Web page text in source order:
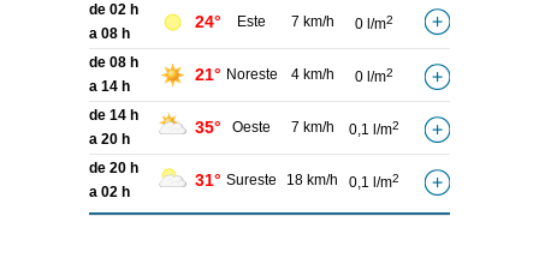
de 02 h
a 08 h
24° Este 7 km/h 0 l/m2
de 08 h
a 14 h
21° Noreste 4 km/h 0 l/m2
de 14 h
a 20 h
35° Oeste 7 km/h 0,1 l/m2
de 20 h
a 02 h
31° Sureste 18 km/h 0,1 l/m2